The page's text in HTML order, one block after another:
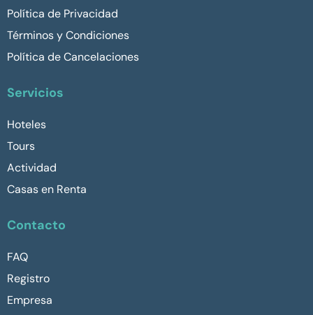
Política de Privacidad
Términos y Condiciones
Política de Cancelaciones
Servicios
Hoteles
Tours
Actividad
Casas en Renta
Contacto
FAQ
Registro
Empresa